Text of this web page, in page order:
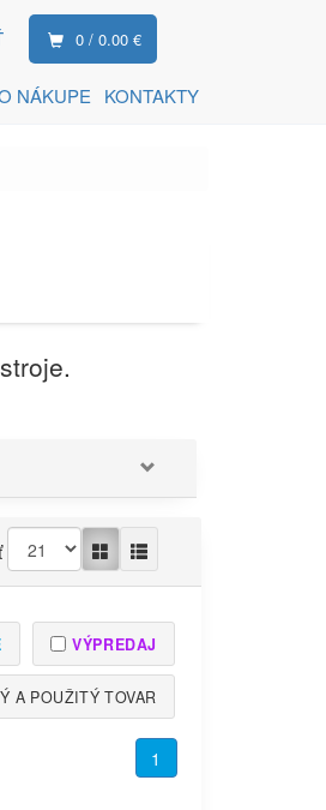
0 / 0.00 €
KONTAKTY
NÁKUPE
VÝPREDAJ
A POUŽITÝ TOVAR
1